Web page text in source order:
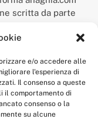
e/o accedere alle
l'esperienza di
Il consenso a queste
il comportamento di
consenso o la
su alcune
scritta da parte
l’Ufficio Italiano
9 febbraio 2017.